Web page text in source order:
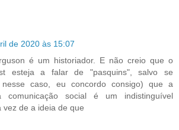
de 2020 às 15:07
é um historiador. E não creio que o
esteja a falar de "pasquins", salvo se
caso, eu concordo consigo) que a
comunicação social é um indistinguível
vez de a ideia de que